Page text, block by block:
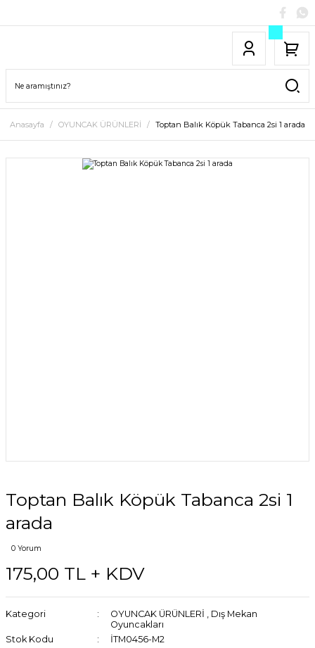
Anasayfa OYUNCAK ÜRÜNLERİ Toptan Balık Köpük Tabanca 2si 1 arada
Toptan Balık Köpük Tabanca 2si 1
arada
0 Yorum
175,00 TL + KDV
Kategori OYUNCAK ÜRÜNLERİ , Dış Mekan
Oyuncakları
Stok Kodu
İTM0456-M2